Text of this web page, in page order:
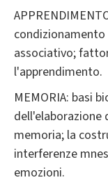
associativo;
l'apprendimento.
MEMORIA: basi
dell'elaborazione
memoria; la
interferenze
emozioni.